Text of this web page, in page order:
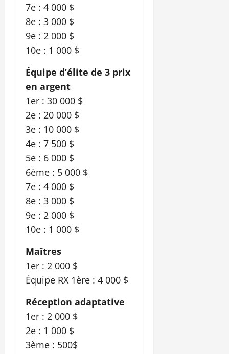
7e : 4 000 $
8e : 3 000 $
9e : 2 000 $
10e : 1 000 $
Équipe d’élite de 3 prix
en argent
1er : 30 000 $
2e : 20 000 $
3e : 10 000 $
4e : 7 500 $
5e : 6 000 $
6ème : 5 000 $
7e : 4 000 $
8e : 3 000 $
9e : 2 000 $
10e : 1 000 $
Maîtres
1er : 2 000 $
Équipe RX 1ère : 4 000 $
Réception adaptative
1er : 2 000 $
2e : 1 000 $
3ème : 500$